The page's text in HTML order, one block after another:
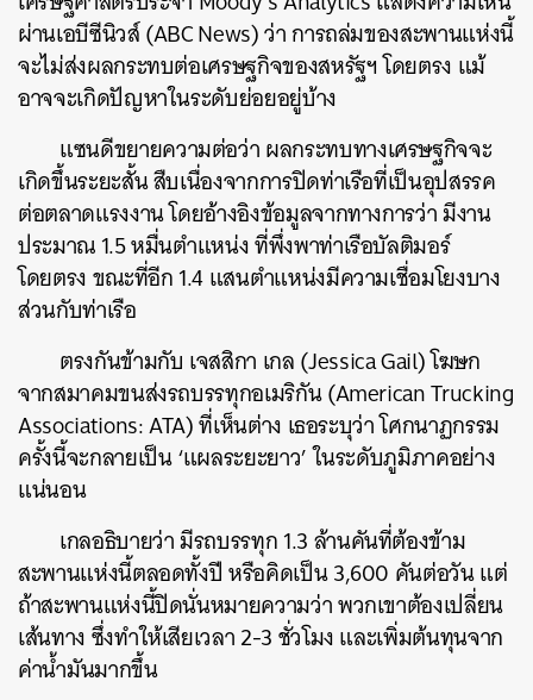
ผ่านเอบีซีนิวส์ (ABC News) ว่า การถล่มของสะพานแห่งนี้
จะไม่ส่งผลกระทบต่อเศรษฐกิจของสหรัฐฯ โดยตรง แม้
อาจจะเกิดปัญหาในระดับย่อยอยู่บ้าง
แซนดีขยายความต่อว่า ผลกระทบทางเศรษฐกิจจะ
เกิดขึ้นระยะสั้น สืบเนื่องจากการปิดท่าเรือที่เป็นอุปสรรค
ต่อตลาดแรงงาน โดยอ้างอิงข้อมูลจากทางการว่า มีงาน
ประมาณ 1.5 หมื่นตำแหน่ง ที่พึ่งพาท่าเรือบัลติมอร์
โดยตรง ขณะที่อีก 1.4 แสนตำแหน่งมีความเชื่อมโยงบาง
ส่วนกับท่าเรือ
ตรงกันข้ามกับ เจสสิกา เกล (Jessica Gail) โฆษก
จากสมาคมขนส่งรถบรรทุกอเมริกัน (American Trucking
Associations: ATA) ที่เห็นต่าง เธอระบุว่า โศกนาฏกรรม
ครั้งนี้จะกลายเป็น ‘แผลระยะยาว’ ในระดับภูมิภาคอย่าง
แน่นอน
เกลอธิบายว่า มีรถบรรทุก 1.3 ล้านคันที่ต้องข้าม
สะพานแห่งนี้ตลอดทั้งปี หรือคิดเป็น 3,600 คันต่อวัน แต่
ถ้าสะพานแห่งนี้ปิดนั่นหมายความว่า พวกเขาต้องเปลี่ยน
เส้นทาง ซึ่งทำให้เสียเวลา 2-3 ชั่วโมง และเพิ่มต้นทุนจาก
ค่าน้ำมันมากขึ้น
ค้นหา
SHARE TWEET LINE EMAIL